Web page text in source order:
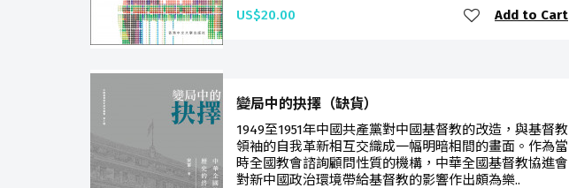
US$20.00 Add to Cart
變局中的抉擇（缺貨）
1949至1951年中國共產黨對中國基督教的改造，與基督教
領袖的自我革新相互交織成一幅明暗相間的畫面。作為當
時全國教會諮詢顧問性質的機構，中華全國基督教協進會
對新中國政治環境帶給基督教的影響作出頗為樂..